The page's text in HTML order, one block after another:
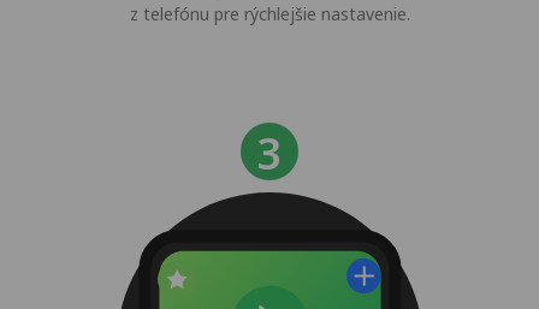
z telefónu pre rýchlejšie nastavenie.